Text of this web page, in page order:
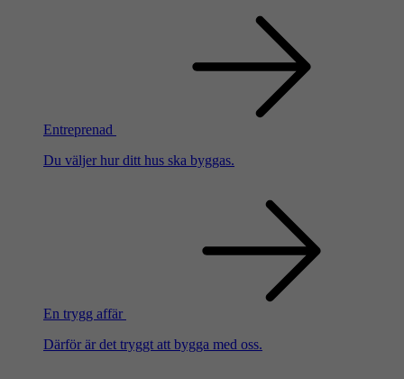
Entreprenad
Du väljer hur ditt hus ska byggas.
En trygg affär
Därför är det tryggt att bygga med oss.